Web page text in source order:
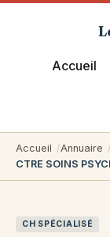
Accueil
Accueil Annuaire
CTRE SOINS
CH SPÉCIALISÉ